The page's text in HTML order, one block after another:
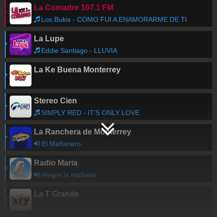
La Comadre 107.1 FM
Los Bukis - COMO FUI A ENAMORARME DE TI
La Lupe
Eddie Santiago - LLUVIA
La Ke Buena Monterrey
Stereo Cien
SIMPLY RED - IT'S ONLY LOVE
La Ranchera de Monterrey
El Mañanero
Radio Maria
Alegre la mañana
La T Grande